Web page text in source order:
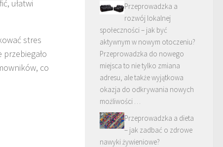
ułatwi
stres
co
Przeprowadzka a
rozwój lokalnej
społeczności – jak być
aktywnym w nowym otoczeniu?
Przeprowadzka do nowego
miejsca to nie tylko zmiana
adresu, ale także wyjątkowa
okazja do odkrywania nowych
możliwości …
Przeprowadzka a dieta
– jak zadbać o zdrowe
nawyki żywieniowe?